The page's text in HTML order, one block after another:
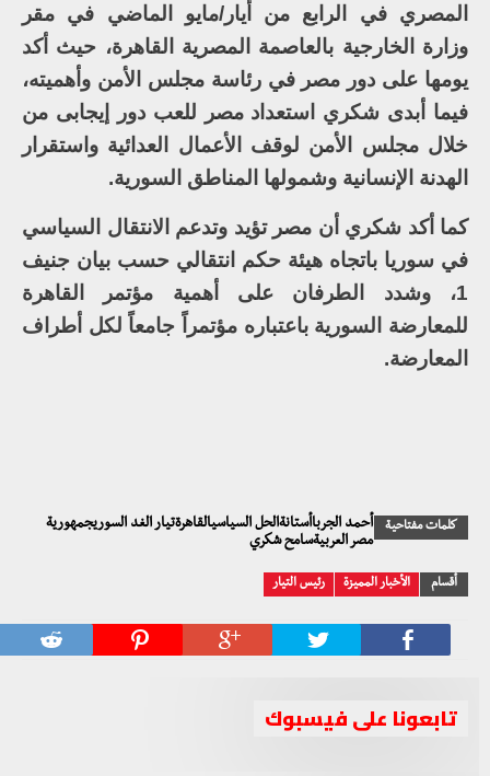
المصري في الرابع من أيار/مايو الماضي في مقر
وزارة الخارجية بالعاصمة المصرية القاهرة، حيث أكد
يومها على دور مصر في رئاسة مجلس الأمن وأهميته،
فيما أبدى شكري استعداد مصر للعب دور إيجابى من
خلال مجلس الأمن لوقف الأعمال العدائية واستقرار
الهدنة الإنسانية وشمولها المناطق السورية.
كما أكد شكري أن مصر تؤيد وتدعم الانتقال السياسي
في سوريا باتجاه هيئة حكم انتقالي حسب بيان جنيف
1، وشدد الطرفان على أهمية مؤتمر القاهرة
للمعارضة السورية باعتباره مؤتمراً جامعاً لكل أطراف
المعارضة.
كلمات مفتاحية
أحمد الجرباأستانةالحل السياسيالقاهرةتيار الغد السوريجمهورية
مصر العربيةسامح شكري
أقسام الأخبار المميزة رئيس التيار
تابعونا على فيسبوك